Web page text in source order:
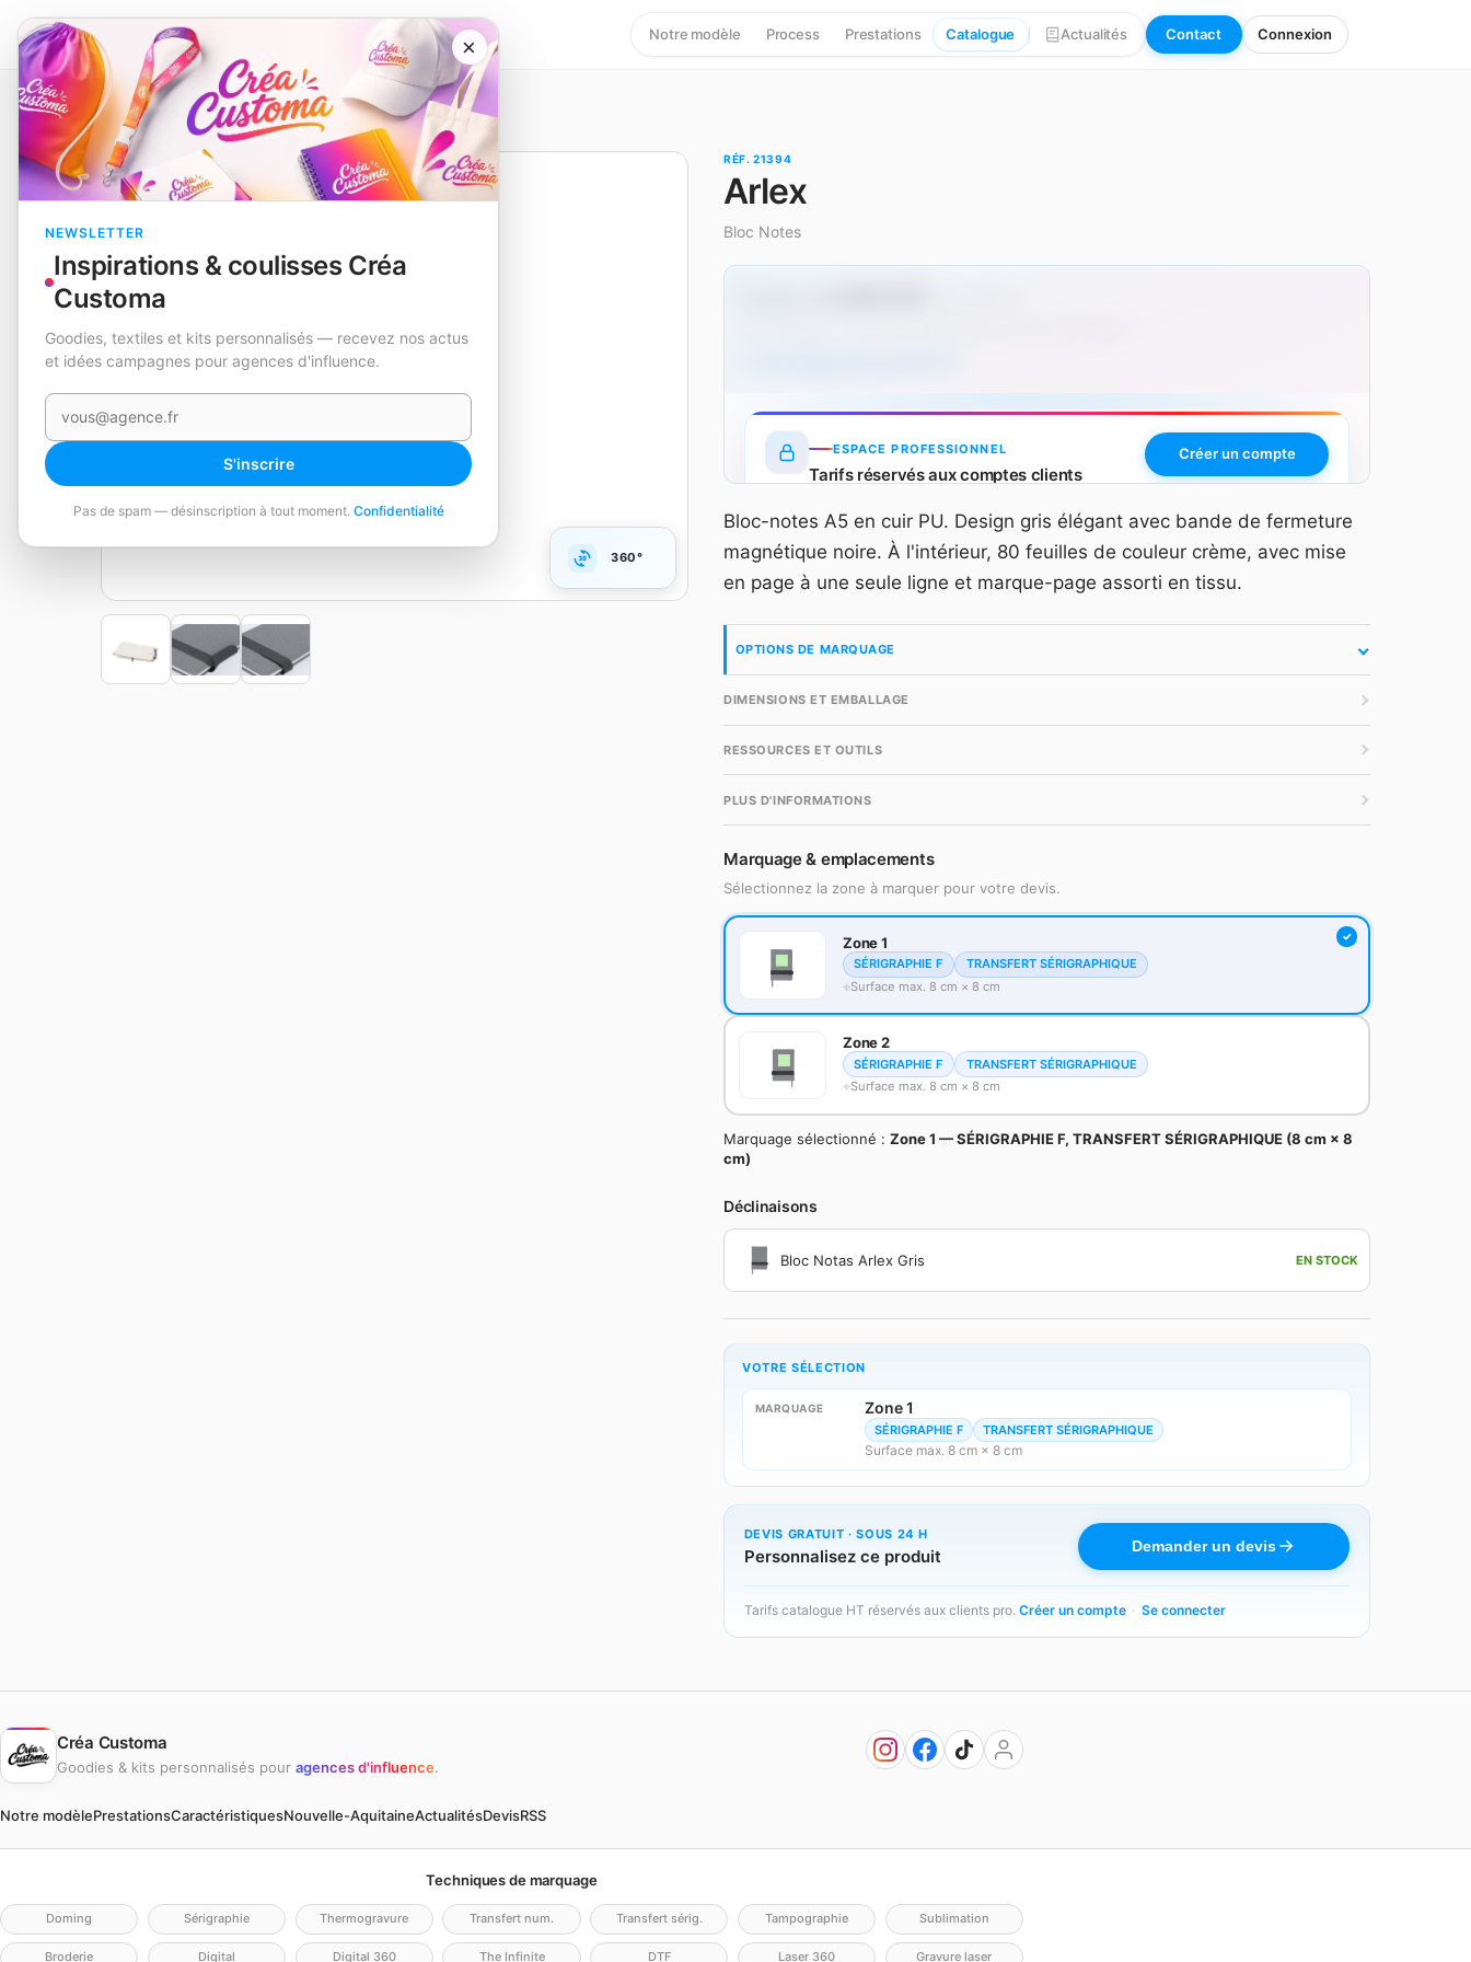
×
NEWSLETTER
Inspirations & coulisses Créa
Customa
Goodies, textiles et kits personnalisés — recevez nos actus
et idées campagnes pour agences d'influence.
Votre e-mail
S'inscrire
Pas de spam — désinscription à tout moment. Confidentialité
Notre modèle Process Prestations Catalogue Actualités Contact Connexion
Catalogue Écriture Bloc Notes Arlex
EN STOCK
360°
RÉF. 21394
Arlex
Bloc Notes
ESPACE PROFESSIONNEL
Tarifs réservés aux comptes clients
accès gratuit en quelques secondes.
Créer un compte
Bloc-notes A5 en cuir PU. Design gris élégant avec bande de fermeture
magnétique noire. À l'intérieur, 80 feuilles de couleur crème, avec mise
en page à une seule ligne et marque-page assorti en tissu.
OPTIONS DE MARQUAGE
DIMENSIONS ET EMBALLAGE
RESSOURCES ET OUTILS
PLUS D'INFORMATIONS
Marquage & emplacements
Sélectionnez la zone à marquer pour votre devis.
Zone 1
SÉRIGRAPHIE F
TRANSFERT SÉRIGRAPHIQUE
Surface max. 8 cm × 8 cm
Zone 2
SÉRIGRAPHIE F
TRANSFERT SÉRIGRAPHIQUE
Surface max. 8 cm × 8 cm
Marquage sélectionné :Zone 1 — SÉRIGRAPHIE F, TRANSFERT SÉRIGRAPHIQUE (8 cm × 8
cm)
Déclinaisons
Bloc Notas Arlex Gris EN STOCK
VOTRE SÉLECTION
MARQUAGE Zone 1
SÉRIGRAPHIE F TRANSFERT SÉRIGRAPHIQUE
Surface max. 8 cm × 8 cm
DEVIS GRATUIT · SOUS 24 H
Personnalisez ce produit Demander un devis
Tarifs catalogue HT réservés aux clients pro. Créer un compte · Se connecter
Créa Customa
Goodies & kits personnalisés pour agences d'influence.
Notre modèlePrestationsCaractéristiquesNouvelle-AquitaineActualitésDevisRSS
Techniques de marquage
Doming Sérigraphie Thermogravure Transfert num. Transfert sérig. Tampographie Sublimation
Broderie Digital Digital 360 The Infinite DTF Laser 360 Gravure laser